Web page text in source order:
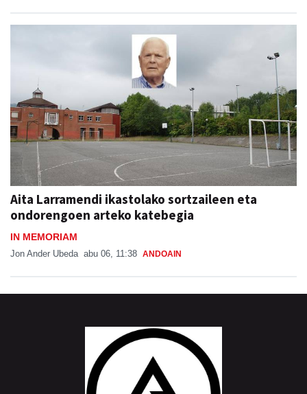
Aita Larramendi ikastolako sortzaileen eta
ondorengoen arteko katebegia
IN MEMORIAM
Jon Ander Ubeda abu 06, 11:38 ANDOAIN